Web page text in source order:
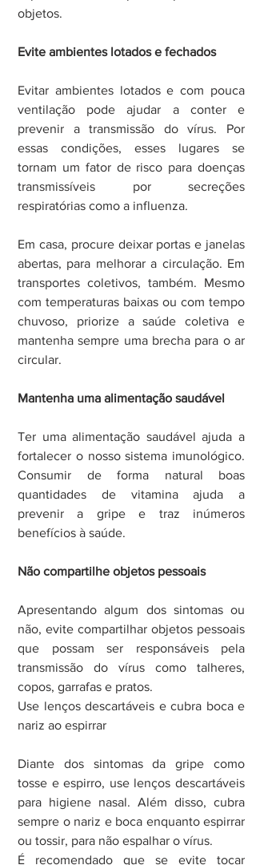
objetos.
Evite ambientes lotados e fechados
Evitar ambientes lotados e com pouca
ventilação pode ajudar a conter e
prevenir a transmissão do vírus. Por
essas condições, esses lugares se
tornam um fator de risco para doenças
transmissíveis por secreções
respiratórias como a influenza.
Em casa, procure deixar portas e janelas
abertas, para melhorar a circulação. Em
transportes coletivos, também. Mesmo
com temperaturas baixas ou com tempo
chuvoso, priorize a saúde coletiva e
mantenha sempre uma brecha para o ar
circular.
Mantenha uma alimentação saudável
Ter uma alimentação saudável ajuda a
fortalecer o nosso sistema imunológico.
Consumir de forma natural boas
quantidades de vitamina ajuda a
prevenir a gripe e traz inúmeros
benefícios à saúde.
Não compartilhe objetos pessoais
Apresentando algum dos sintomas ou
não, evite compartilhar objetos pessoais
que possam ser responsáveis pela
transmissão do vírus como talheres,
copos, garrafas e pratos.
Use lenços descartáveis e cubra boca e
nariz ao espirrar
Diante dos sintomas da gripe como
tosse e espirro, use lenços descartáveis
para higiene nasal. Além disso, cubra
sempre o nariz e boca enquanto espirrar
ou tossir, para não espalhar o vírus.
É recomendado que se evite tocar